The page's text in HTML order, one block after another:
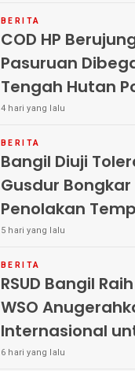
BERITA
COD HP
Pasuruan
Tengah Hutan Polisi Buru Tiga
Pelaku
4 hari yang lalu
BERITA
Bangil Diuji
Gusdur
Penolakan
5 hari yang lalu
BERITA
RSUD Bangil
WSO
Internasional
6 hari yang lalu